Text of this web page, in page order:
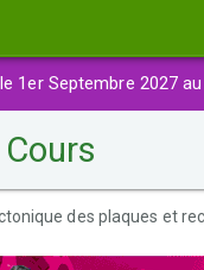
1er Septembre 2027
des plaques et